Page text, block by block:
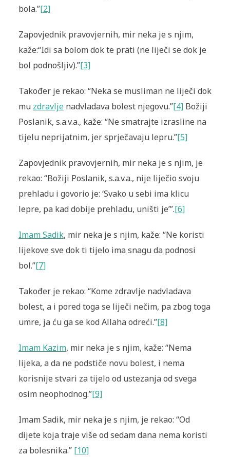
bola.”[2]
Zapovjednik pravovjernih, mir neka je s njim,
kaže:“Idi sa bolom dok te prati (ne liječi se dok je
bol podnošljiv).”[3]
Također je rekao: “Neka se musliman ne liječi dok
mu zdravljenadvladava bolest njegovu.”[4]Božiji
Poslanik, s.a.v.a., kaže: “Ne smatrajte izrasline na
tijelu neprijatnim, jer sprječavaju lepru.”[5]
Zapovjednik pravovjernih, mir neka je s njim, je
rekao: “Božiji Poslanik, s.a.v.a., nije liječio svoju
prehladu i govorio je: ‘Svako u sebi ima klicu
lepre, pa kad dobije prehladu, uništi je’”.[6]
Imam Sadik, mir neka je s njim, kaže: “Ne koristi
lijekove sve dok ti tijelo ima snagu da podnosi
bol.”[7]
Također je rekao: “Kome zdravlje nadvladava
bolest, a i pored toga se liječi nečim, pa zbog toga
umre, ja ću ga se kod Allaha odreći.”[8]
Imam Kazim, mir neka je s njim, kaže: “Nema
lijeka, a da ne podstiče novu bolest, i nema
korisnije stvari za tijelo od ustezanja od svega
osim neophodnog.”[9]
Imam Sadik, mir neka je s njim, je rekao: “Od
dijete koja traje više od sedam dana nema koristi
za bolesnika.” [10]